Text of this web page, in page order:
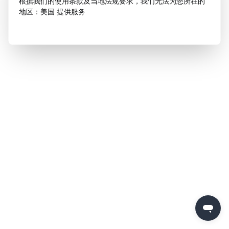
地区：美国 提供服务